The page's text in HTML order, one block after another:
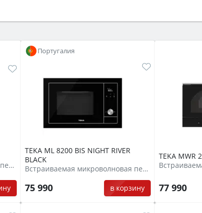
гриль, самоочистка, защита от
Встраиваемая микроволновая печь
Португалия
TEKA ML 8200 BIS NIGHT RIVER
BLACK
Встраиваемая микроволновая печь
75 990 в корзину
TEKA MWR
77 990